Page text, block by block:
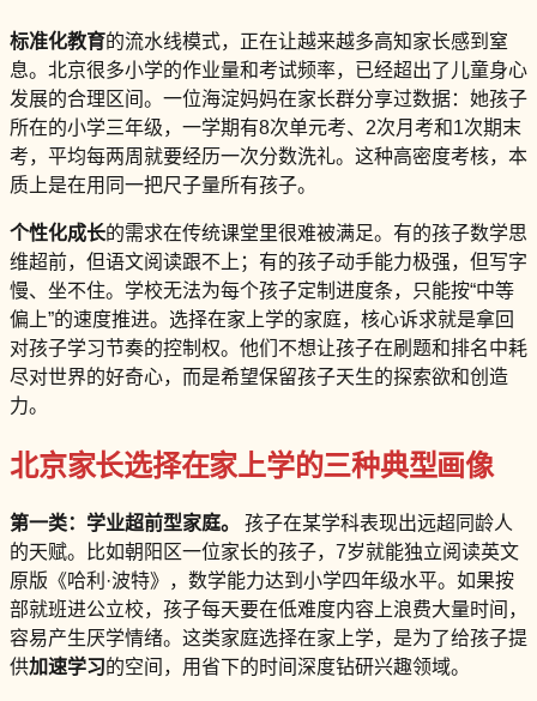
标准化教育的流水线模式，正在让越来越多高知家长感到窒
息。北京很多小学的作业量和考试频率，已经超出了儿童身心
发展的合理区间。一位海淀妈妈在家长群分享过数据：她孩子
所在的小学三年级，一学期有8次单元考、2次月考和1次期末
考，平均每两周就要经历一次分数洗礼。这种高密度考核，本
质上是在用同一把尺子量所有孩子。
个性化成长的需求在传统课堂里很难被满足。有的孩子数学思
维超前，但语文阅读跟不上；有的孩子动手能力极强，但写字
慢、坐不住。学校无法为每个孩子定制进度条，只能按“中等
偏上”的速度推进。选择在家上学的家庭，核心诉求就是拿回
对孩子学习节奏的控制权。他们不想让孩子在刷题和排名中耗
尽对世界的好奇心，而是希望保留孩子天生的探索欲和创造
力。
北京家长选择在家上学的三种典型画像
第一类：学业超前型家庭。
孩子在某学科表现出远超同龄人
的天赋。比如朝阳区一位家长的孩子，7岁就能独立阅读英文
原版《哈利·波特》，数学能力达到小学四年级水平。如果按
部就班进公立校，孩子每天要在低难度内容上浪费大量时间，
容易产生厌学情绪。这类家庭选择在家上学，是为了给孩子提
供加速学习的空间，用省下的时间深度钻研兴趣领域。